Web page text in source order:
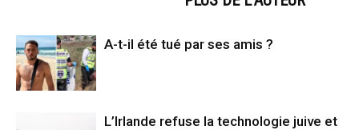
A-t-il été tué par ses amis ?
L’Irlande refuse la technologie juive et